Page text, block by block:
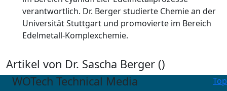
verantwortlich. Dr. Berger studierte Chemie an der
Universität Stuttgart und promovierte im Bereich
Edelmetall-Komplexchemie.
Artikel von Dr. Sascha Berger ()
Top
WOTech Technical Media